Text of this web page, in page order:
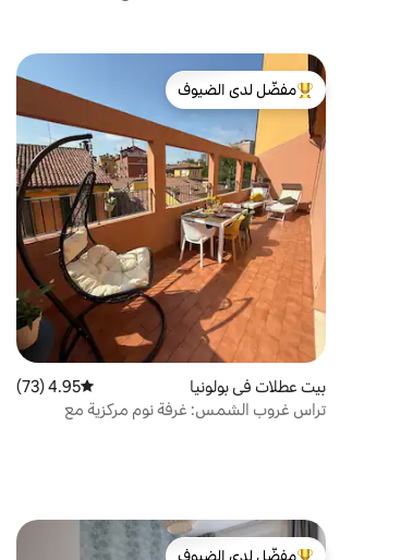
من أبرز البيوت المفضّلة لدى الضيوف
مفضّل لدى الضيوف
بيت عطلات في بولونيا متوسط التقييم 4.95 من 5، 73 مراجعات
4.95 (73)
تراس غروب الشمس: غرفة نوم مركزية مع
مفضّل لدى الضيوف